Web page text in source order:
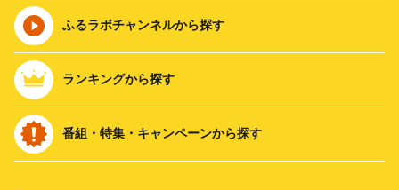
ふるラボチャンネルから探す
ランキングから探す
番組・特集・キャンペーンから探す